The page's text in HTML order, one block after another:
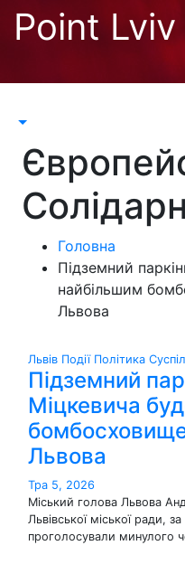
Перейти
Point Lviv
Головна
Підземний
найбільшим
Львова
Львів Події Політика
Підземний
Міцкевича
Львова
Тра 5, 2026
Міський голова Львова
Львівської міської ради,
проголосували минулого